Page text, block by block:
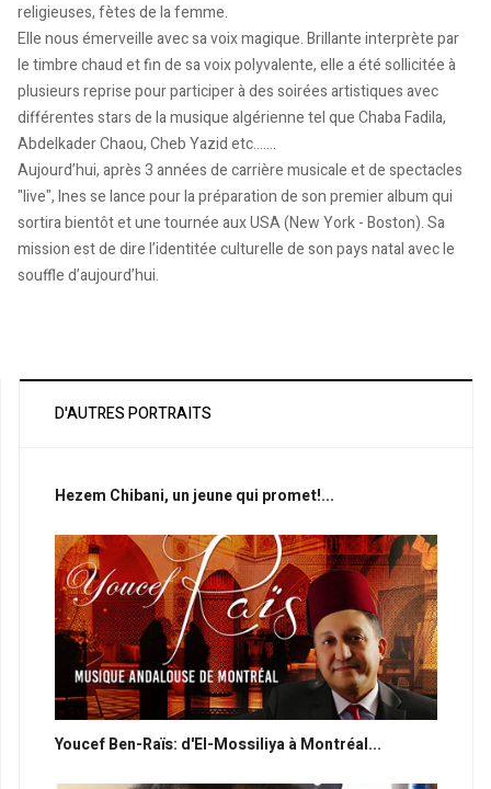
religieuses, fètes de la femme.
Elle nous émerveille avec sa voix magique. Brillante interprète par
le timbre chaud et fin de sa voix polyvalente, elle a été sollicitée à
plusieurs reprise pour participer à des soirées artistiques avec
différentes stars de la musique algérienne tel que Chaba Fadila,
Abdelkader Chaou, Cheb Yazid etc…….
Aujourd’hui, après 3 années de carrière musicale et de spectacles
"live", Ines se lance pour la préparation de son premier album qui
sortira bientôt et une tournée aux USA (New York - Boston). Sa
mission est de dire l’identitée culturelle de son pays natal avec le
souffle d’aujourd’hui.
D'AUTRES PORTRAITS
Hezem Chibani, un jeune qui promet!...
Youcef Ben-Raïs: d'El-Mossiliya à Montréal...